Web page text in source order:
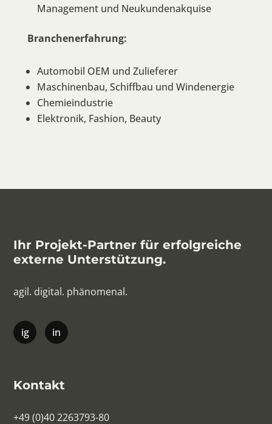
Management und Neukundenakquise
Branchenerfahrung:
Automobil OEM und Zulieferer
Maschinenbau, Schiffbau und Windenergie
Chemieindustrie
Elektronik, Fashion, Beauty
Ihr Projekt-Partner für erfolgreiche
externe Unterstützung.
agil. digital. phänomenal.
Kontakt
+49 (0)40 2263793-80